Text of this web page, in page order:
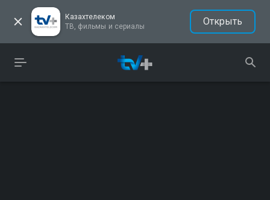
Казахтелеком
ТВ, фильмы и сериалы
Открыть